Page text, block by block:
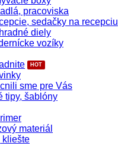
pracoviska
sedačky na recepciu
diely
vozíky
sme pre Vás
tipy, šablóny
materiál
kliešte